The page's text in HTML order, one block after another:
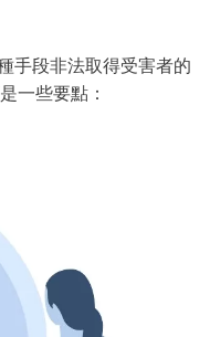
手段非法取得受害者的
一些要點：